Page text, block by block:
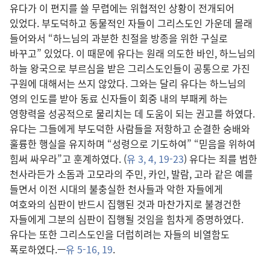
유다가 이 편지를 쓸 무렵에는 위협적인 상황이 전개되어
있었다. 부도덕하고 동물적인 자들이 그리스도인 가운데 몰래
들어와서 “하느님의 과분한 친절을 방종을 위한 구실로
바꾸고” 있었다. 이 때문에 유다는 원래 의도한 바인, 하느님의
하늘 왕국으로 부르심을 받은 그리스도인들이 공통으로 가진
구원에 대해서는 쓰지 않았다. 그와는 달리 유다는 하느님의
영의 인도를 받아 동료 신자들이 회중 내의 부패케 하는
영향력을 성공적으로 물리치는 데 도움이 되는 권고를 하였다.
유다는 그들에게 부도덕한 사람들을 저항하고 순결한 숭배와
훌륭한 행실을 유지하며 “성령으로 기도하여” “믿음을 위하여
힘써 싸우라”고 훈계하였다. (유 3, 4, 19-23) 유다는 죄를 범한
천사라든가 소돔과 고모라의 주민, 카인, 발람, 고라 같은 예를
들면서 이전 시대의 불충실한 천사들과 악한 자들에게
여호와의 심판이 반드시 집행된 것과 마찬가지로 불경건한
자들에게 그분의 심판이 집행될 것임을 힘차게 증명하였다.
유다는 또한 그리스도인을 더럽히려는 자들의 비열함도
폭로하였다.—유 5-16, 19.